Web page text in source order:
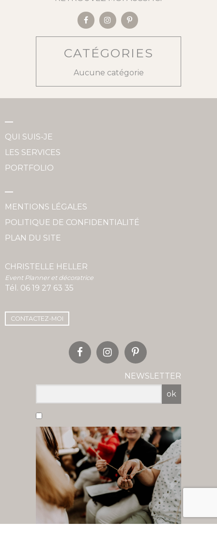
CATÉGORIES
Aucune catégorie
QUI SUIS-JE
LES SERVICES
PORTFOLIO
MENTIONS LÉGALES
POLITIQUE DE CONFIDENTIALITÉ
PLAN DU SITE
CHRISTELLE HELLER
Event Planner et décoratrice
Tél. 06 19 27 63 35
CONTACTEZ-MOI
NEWSLETTER
ok